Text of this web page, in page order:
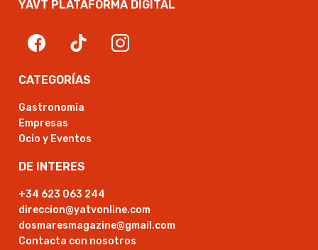
YAVT PLATAFORMA DIGITAL
CATEGORÍAS
Gastronomia
Empresas
Ocio y Eventos
DE INTERES
+34 623 063 244
direccion@yatvonline.com
dosmaresmagazine@gmail.com
Contacta con nosotros